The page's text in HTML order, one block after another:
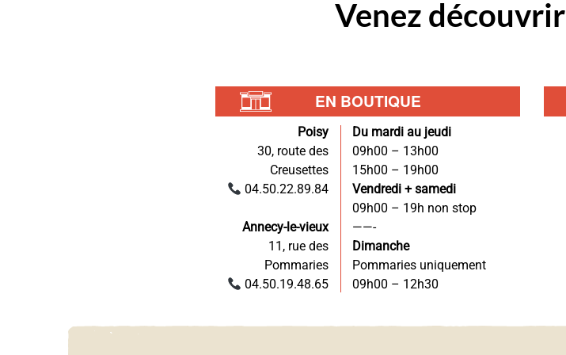
Venez découvrir
EN BOUTIQUE
Poisy
30, route des
Creusettes
04.50.22.89.84
Annecy-le-vieux
11, rue des
Pommaries
04.50.19.48.65
Du mardi au jeudi
09h00 – 13h00
15h00 – 19h00
Vendredi + samedi
09h00 – 19h non stop
——-
Dimanche
Pommaries uniquement
09h00 – 12h30